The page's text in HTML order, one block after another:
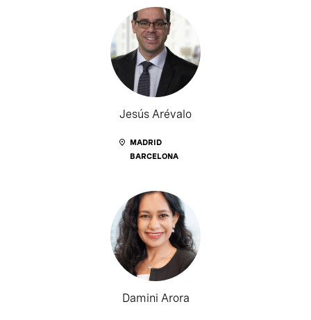
Jesús Arévalo
MADRID
BARCELONA
Damini Arora